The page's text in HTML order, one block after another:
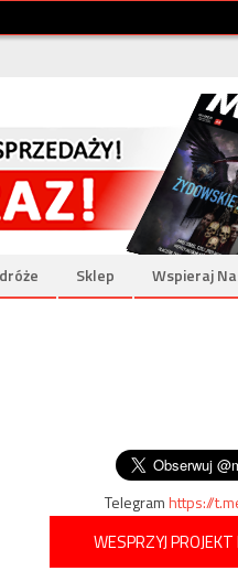
Sklep Wspieraj
Telegramhttps://
WESPRZYJ